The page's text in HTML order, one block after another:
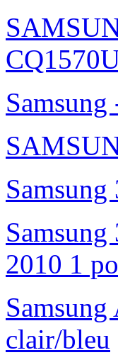
2010 1
clair/bleu